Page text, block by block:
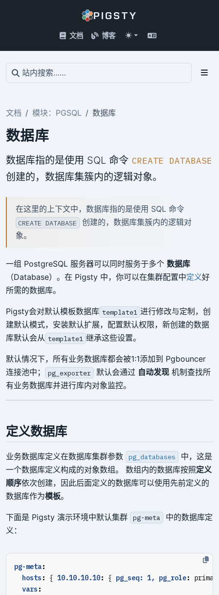
PIGSTY
文档 博客
文档 模块：PGSQL 数据库
数据库
数据库指的是使用 SQL 命令 CREATE DATABASE
创建的，数据库集簇内的逻辑对象。
在这里的上下文中，数据库指的是使用 SQL 命令
CREATE DATABASE
创建的，数据库集簇内的逻辑对
象。
一组 PostgreSQL 服务器可以同时服务于多个 数据库
（Database）。在 Pigsty 中，你可以在集群配置中定义好
所需的数据库。
Pigsty会对默认模板数据库 template1 进行修改与定制，创
建默认模式，安装默认扩展，配置默认权限，新创建的数据
库默认会从 template1 继承这些设置。
默认情况下，所有业务数据库都会被1:1添加到 Pgbouncer
连接池中；
pg_exporter 默认会通过 自动发现机制查找所
有业务数据库并进行库内对象监控。
定义数据库
业务数据库定义在数据库集群参数 pg_databases
中，这是
一个数据库定义构成的对象数组。 数组内的数据库按照定义
顺序依次创建，因此后面定义的数据库可以使用先前定义的
数据库作为模板。
下面是 Pigsty 演示环境中默认集群 pg-meta
中的数据库定
义：
pg-meta:
hosts : { 10.10.10.10: { pg_seq: 1, pg_role:
vars :